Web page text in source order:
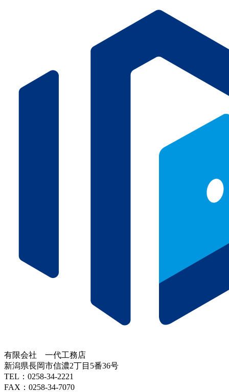
有限会社 一代工務店
新潟県長岡市信濃2丁目5番36号
TEL：0258-34-2221
FAX：0258-34-7070